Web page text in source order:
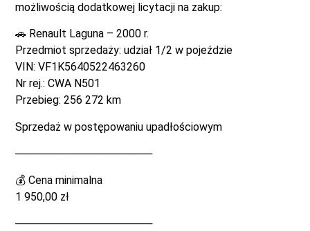
możliwością dodatkowej licytacji na zakup:
🚗 Renault Laguna – 2000 r.
Przedmiot sprzedaży: udział 1/2 w pojeździe
VIN: VF1K5640522463260
Nr rej.: CWA N501
Przebieg: 256 272 km
Sprzedaż w postępowaniu upadłościowym
──────────────────
💰 Cena minimalna
1 950,00 zł
──────────────────